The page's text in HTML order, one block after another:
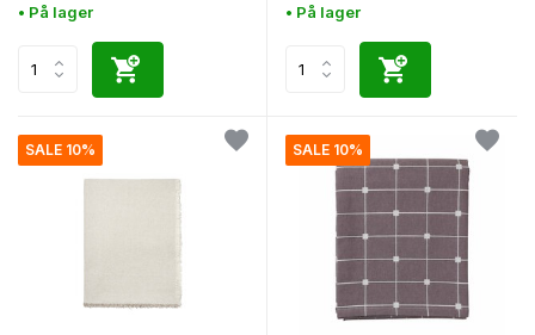
• På lager • På lager
SALE 10% SALE 10%